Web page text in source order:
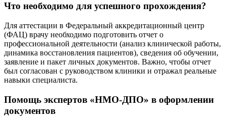
Что необходимо для успешного прохождения?
Для аттестации в Федеральный аккредитационный центр
(ФАЦ) врачу необходимо подготовить отчет о
профессиональной деятельности (анализ клинической работы,
динамика восстановления пациентов), сведения об обучении,
заявление и пакет личных документов. Важно, чтобы отчет
был согласован с руководством клиники и отражал реальные
навыки специалиста.
Помощь экспертов «НМО-ДПО» в оформлении
документов